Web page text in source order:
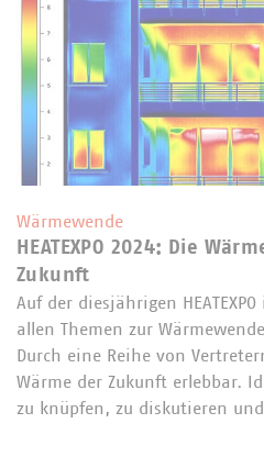
Wärmewende
HEATEXPO 2024: Die
Zukunft
Auf der diesjährigen
allen Themen zur
Durch eine Reihe von
Wärme der Zukunft erlebbar.
zu knüpfen, zu diskutieren